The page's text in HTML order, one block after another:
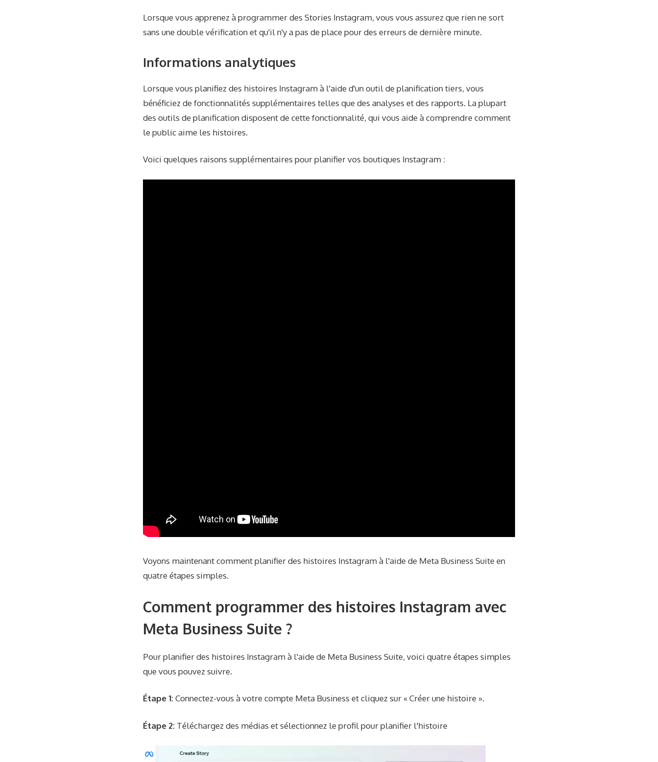
Lorsque vous apprenez à programmer des Stories Instagram, vous vous assurez que rien ne sort
sans une double vérification et qu'il n'y a pas de place pour des erreurs de dernière minute.
Informations analytiques
Lorsque vous planifiez des histoires Instagram à l'aide d'un outil de planification tiers, vous
bénéficiez de fonctionnalités supplémentaires telles que des analyses et des rapports. La plupart
des outils de planification disposent de cette fonctionnalité, qui vous aide à comprendre comment
le public aime les histoires.
Voici quelques raisons supplémentaires pour planifier vos boutiques Instagram :
Voyons maintenant comment planifier des histoires Instagram à l'aide de Meta Business Suite en
quatre étapes simples.
Comment programmer des histoires Instagram avec
Meta Business Suite ?
Pour planifier des histoires Instagram à l'aide de Meta Business Suite, voici quatre étapes simples
que vous pouvez suivre.
Étape 1:Connectez-vous à votre compte Meta Business et cliquez sur « Créer une histoire ».
Étape 2: Téléchargez des médias et sélectionnez le profil pour planifier l'histoire